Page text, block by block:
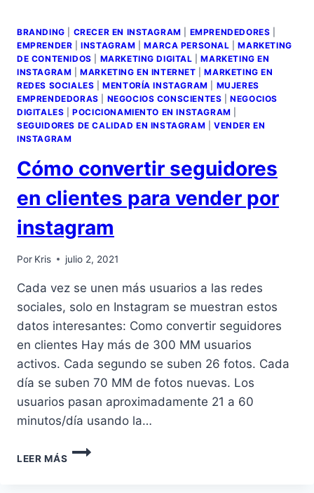
BRANDING CRECER EN INSTAGRAM EMPRENDEDORES
EMPRENDER |INSTAGRAM |MARCA PERSONAL |MARKETING
DE CONTENIDOS
MARKETING DIGITAL |MARKETING EN
INSTAGRAM |MARKETING EN INTERNET |MARKETING EN
REDES SOCIALES |MENTORÍA INSTAGRAM
MUJERES
EMPRENDEDORAS
NEGOCIOS CONSCIENTES |NEGOCIOS
DIGITALES |POCICIONAMIENTO EN INSTAGRAM
SEGUIDORES DE CALIDAD EN INSTAGRAM |VENDER EN
INSTAGRAM
Cómo convertir seguidores
en clientes para vender por
instagram
Por Kris julio 2, 2021
Cada vez se unen más usuarios a las redes
sociales, solo en Instagram se muestran estos
datos interesantes: Como convertir seguidores
en clientes Hay más de 300 MM usuarios
activos. Cada segundo se suben 26 fotos. Cada
día se suben 70 MM de fotos nuevas. Los
usuarios pasan aproximadamente 21 a 60
minutos/día usando la…
LEER MÁS